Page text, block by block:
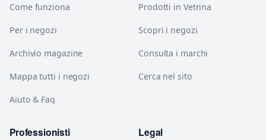
Come funziona
Per i negozi
Archivio magazine
Mappa tutti i negozi
Aiuto & Faq
Prodotti in Vetrina
Scopri i negozi
Consulta i marchi
Cerca nel sito
Professionisti Legal